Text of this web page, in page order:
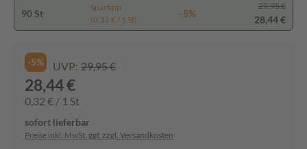
90 St
Spartipp
(0,32 € / 1 St)
-5%
29,95 €
28,44 €
-5% UVP: 29,95 €
28,44 €
0,32 € / 1 St
sofort lieferbar
Preise inkl. MwSt. ggf. zzgl. Versandkosten